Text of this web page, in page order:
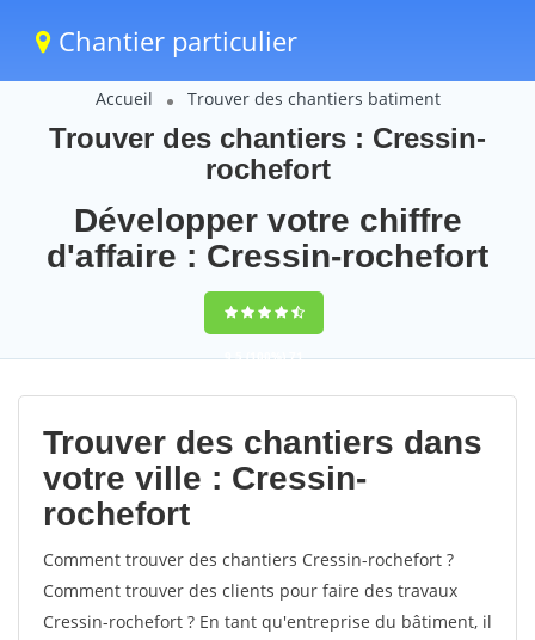
Chantier particulier
Accueil Trouver des chantiers batiment
Trouver des chantiers : Cressin-
rochefort
Développer votre chiffre
d'affaire : Cressin-rochefort
9,5(100%)71
votes
Trouver des chantiers dans
votre ville : Cressin-
rochefort
Comment trouver des chantiers Cressin-rochefort ?
Comment trouver des clients pour faire des travaux
Cressin-rochefort ? En tant qu'entreprise du bâtiment, il